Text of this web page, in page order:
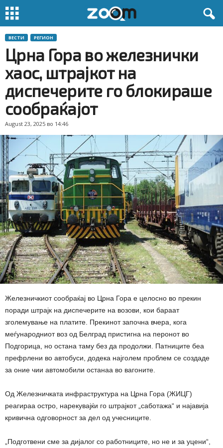
ВЕСТИ РЕГИОН
Црна Гора во железнички
хаос, штрајкот на
диспечерите го блокираше
сообраќајот
August 23, 2025 во 14:46
Железничкиот сообраќај во Црна Гора е целосно во прекин
поради штрајк на диспечерите на возови, кои бараат
зголемување на платите. Прекинот започна вчера, кога
меѓународниот воз од Белград пристигна на перонот во
Подгорица, но остана таму без да продолжи. Патниците беа
префрлени во автобуси, додека најголем проблем се создаде
за оние чии автомобили останаа во вагоните.
Од Железничката инфраструктура на Црна Гора (ЖИЦГ)
реагираа остро, нарекувајќи го штрајкот „саботажа“ и најавија
кривична одговорност за дел од учесниците.
„Подготвени сме за дијалог со работниците, но не и за уцени“,